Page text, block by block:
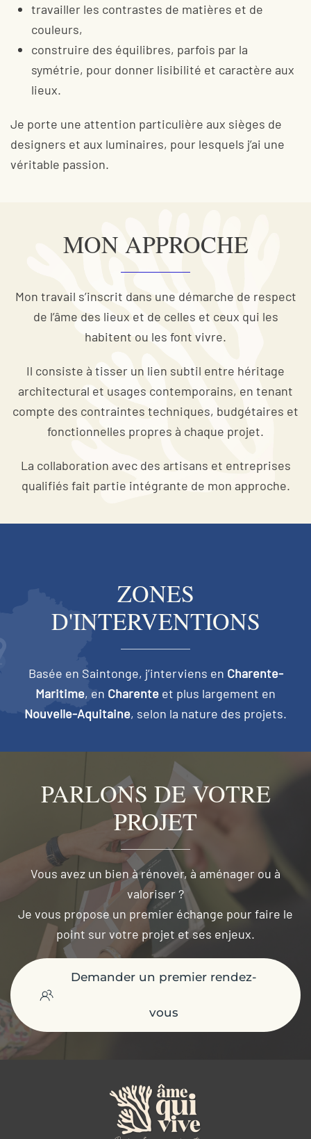
travailler les contrastes de matières et de
couleurs,
construire des équilibres, parfois par la
symétrie, pour donner lisibilité et caractère aux
lieux.
Je porte une attention particulière aux sièges de
designers et aux luminaires, pour lesquels j’ai une
véritable passion.
MON APPROCHE
Mon travail s’inscrit dans une démarche de respect
de l’âme des lieux et de celles et ceux qui les
habitent ou les font vivre.
Il consiste à tisser un lien subtil entre héritage
architectural et usages contemporains, en tenant
compte des contraintes techniques, budgétaires et
fonctionnelles propres à chaque projet.
La collaboration avec des artisans et entreprises
qualifiés fait partie intégrante de mon approche.
ZONES
D'INTERVENTIONS
Basée en Saintonge, j’interviens en Charente-
Maritime, en Charente et plus largement en
Nouvelle-Aquitaine, selon la nature des projets.
PARLONS DE VOTRE
PROJET
Vous avez un bien à rénover, à aménager ou à
valoriser ?
Je vous propose un premier échange pour faire le
point sur votre projet et ses enjeux.
Demander un premier rendez-
vous